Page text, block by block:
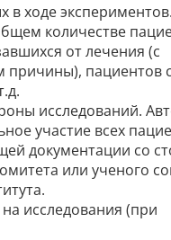
в ходе
количестве
от лечения (с
причины), пациентов
исследований.
участие всех
документации со
или ученого
исследования (при